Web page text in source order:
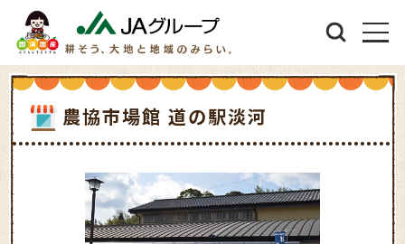
農協市場館 道の駅淡河